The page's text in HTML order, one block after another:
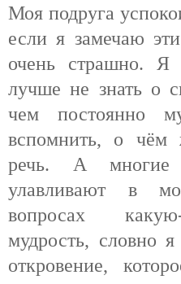
Моя подруга
если я замечаю
очень страшно.
лучше не знать о
чем постоянно
вспомнить, о чём
речь. А многие
улавливают в
вопросах
мудрость, словно
откровение,